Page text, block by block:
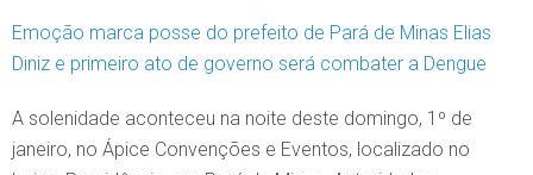
Emoção marca posse do prefeito de Pará de Minas Elias
Diniz e primeiro ato de governo será combater a Dengue
A solenidade aconteceu na noite deste domingo, 1º de
janeiro, no Ápice Convenções e Eventos, localizado no